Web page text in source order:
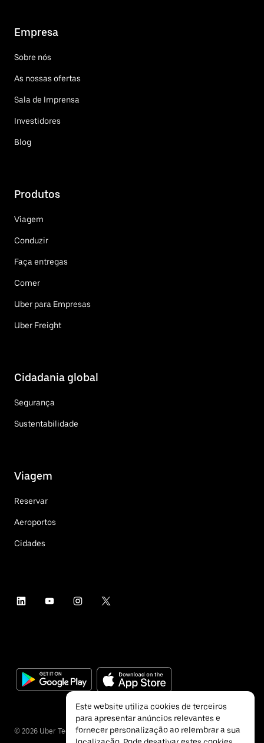
Empresa
Sobre nós
As nossas ofertas
Sala de Imprensa
Investidores
Blog
Produtos
Viagem
Conduzir
Faça entregas
Comer
Uber para Empresas
Uber Freight
Cidadania global
Segurança
Sustentabilidade
Viagem
Reservar
Aeroportos
Cidades
© 2026 Uber Technologies Inc.
Este website utiliza cookies de terceiros
para apresentar anúncios relevantes e
fornecer personalização ao relembrar a sua